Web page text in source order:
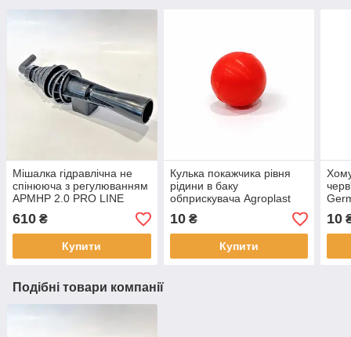
Мішалка гідравлічна не
спінююча з регулюванням
APMHP 2.0 PRO LINE
Agroplast
610 ₴
Купити
Кулька покажчика рівня
рідини в баку
обприскувача Agroplast
AP25KW
10₴
Купити
10
Подібні товари компанії